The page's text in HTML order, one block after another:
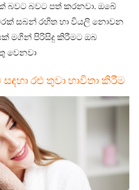
බවට බවට පත් කරනවා. ඔබේ
සබන් රහිත හා වියලි නොවන
මගින් පිරිසිදු කිරීමට ඔබ
වෙනවා
රළු තුවා භාවිතා කිරීම